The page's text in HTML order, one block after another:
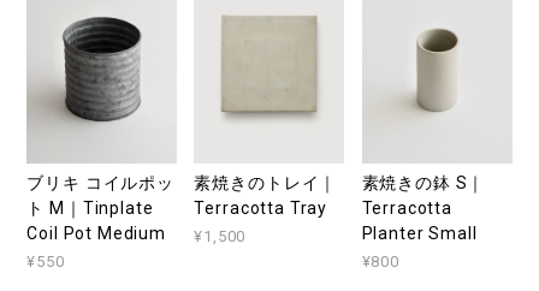
ブリキ コイルポッ
ト M｜Tinplate
Coil Pot Medium
¥550
素焼きのトレイ｜
Terracotta Tray
¥1,500
素焼きの鉢 S｜
Terracotta
Planter Small
¥800